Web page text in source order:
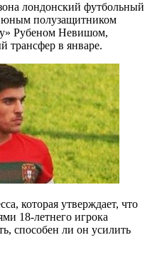
лондонский футбольный
юным полузащитником
Рубеном Невишом,
трансфер в январе.
которая утверждает, что
18-летнего игрока
способен ли он усилить